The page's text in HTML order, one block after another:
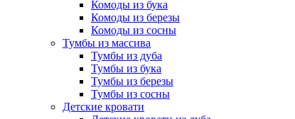
Комоды из бука
Комоды из березы
Комоды из сосны
Тумбы из массива
Тумбы из дуба
Тумбы из бука
Тумбы из березы
Тумбы из сосны
Детские кровати